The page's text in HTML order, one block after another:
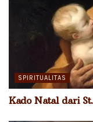
SPIRITUALITAS
Kado Natal dari